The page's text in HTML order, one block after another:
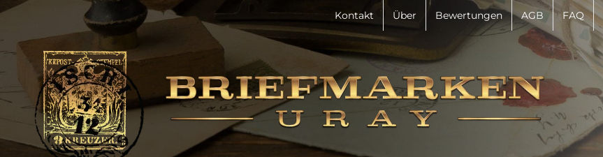
Zum
springen
Kontakt Über Bewertungen AGB FAQ